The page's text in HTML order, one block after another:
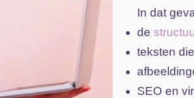
In dat
de
teksten
SEO en